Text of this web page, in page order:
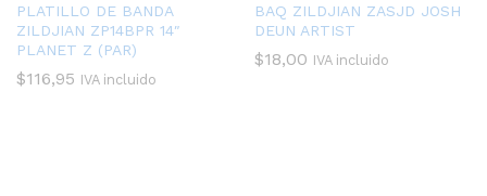
PLATILLO DE BANDA
ZILDJIAN ZP14BPR 14″
PLANET Z (PAR)
$116,95 IVA incluido
BAQ ZILDJIAN ZASJD JOSH
DEUN ARTIST
$18,00 IVA incluido